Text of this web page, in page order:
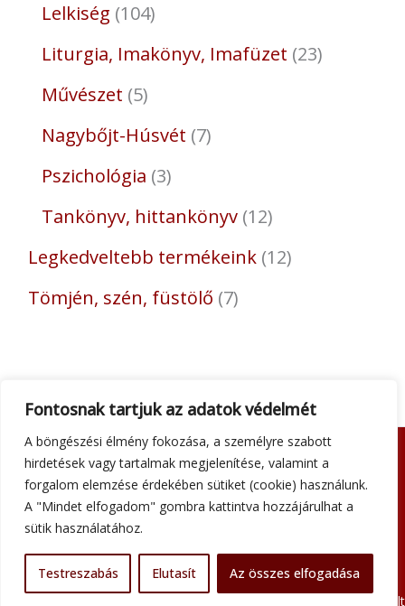
Fontosnak tartjuk az adatok védelmét
A böngészési élmény fokozása, a személyre szabott
hirdetések vagy tartalmak megjelenítése, valamint a
forgalom elemzése érdekében sütiket (cookie) használunk.
A "Mindet elfogadom" gombra kattintva hozzájárulhat a
sütik használatához.
Testreszabás Elutasít Az összes elfogadása
Lelkiség 104
Liturgia, Imakönyv, Imafüzet 23
Művészet 5
Nagybőjt-Húsvét 7
Pszichológia 3
Tankönyv, hittankönyv 12
Legkedveltebb termékeink 12
Tömjén, szén, füstölő 7
Adatkezelési tájékoztató
Általános szerződési feltételek
Kapcsolat
Minden jog fenntartva © 2026 Szent Atanáz Könyv- és Kegytárgybolt